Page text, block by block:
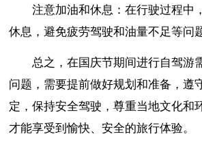
注意加油和休息：在行驶过程中
休息，避免疲劳驾驶和油量不足等问
总之，在国庆节期间进行自驾游
问题，需要提前做好规划和准备，遵
定，保持安全驾驶，尊重当地文化和
才能享受到愉快、安全的旅行体验。